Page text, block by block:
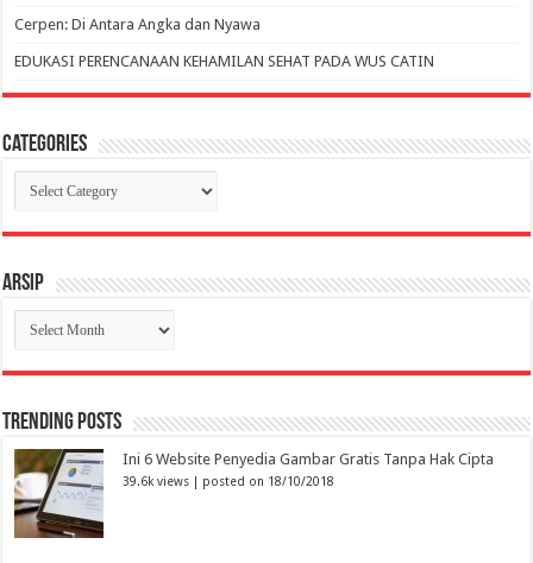
Cerpen: Di Antara Angka dan Nyawa
EDUKASI PERENCANAAN KEHAMILAN SEHAT PADA WUS CATIN
Categories
Categories
Arsip
Arsip
Trending Posts
Ini 6 Website Penyedia Gambar Gratis Tanpa Hak Cipta
39.6k views posted on 18/10/2018